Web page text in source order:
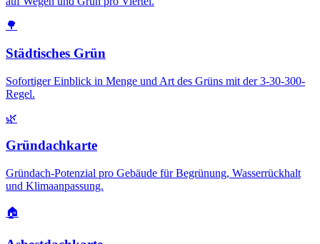
🌳
Städtisches Grün
Sofortiger Einblick in Menge und Art des Grüns mit der 3-30-300-
Regel.
🌿
Gründachkarte
Gründach-Potenzial pro Gebäude für Begrünung, Wasserrückhalt
und Klimaanpassung.
🏠